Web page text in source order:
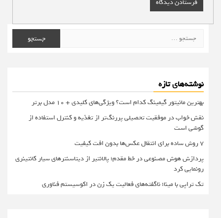
برای:
نوشته‌های تازه
بهترین مانیتور گیمینگ کدام است؟ ویژگی‌های کلیدی + 10 مدل برتر
نقش خواب در موفقیت تحصیلی پررنگ‌تر از تغذیه و کنترل استفاده از
گوشی است
۷ روش ساده برای انتقال عکس‌ها بدون افت کیفیت
پردازش هوش مصنوعی در خط مقدم؛ پالانتیر از دیتاسنترهای سیار کانتینری
رونمایی کرد
تک تراپی با مینا؛ ناگفته‌های فعالیت یک زن در اکوسیستم فناوری